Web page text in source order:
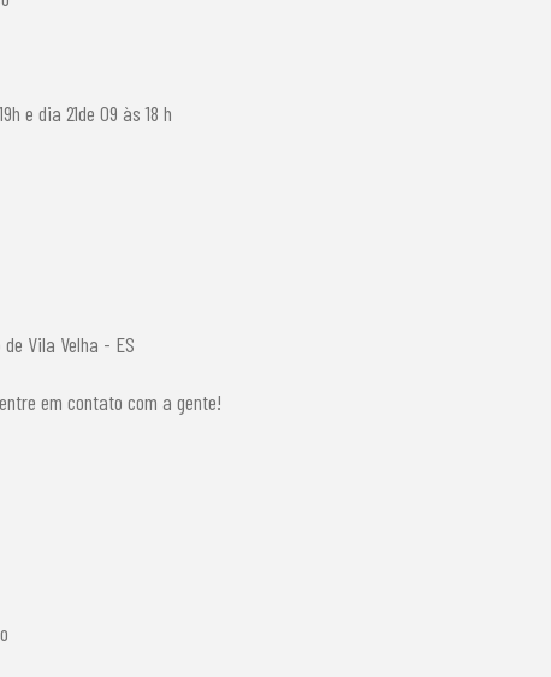
e dia 21de 09 às 18 h
Vila Velha - ES
em contato com a gente!